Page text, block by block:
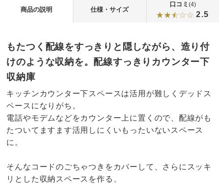
商品の説明 仕様・サイズ
口コミ (4)
2.5
もたつく配線をすっきりと隠しながら、造り付
けのような収納を。配線すっきりカウンター下
収納庫
キッチンカウンター下スペースは活用が難しくデッドス
ペースになりがち。
電話やモデムなどをカウンター上に置くので、配線がも
たついてますます活用しにくいもったいないスペース
に。
そんなコードのごちゃつきをカバーして、さらにスッキ
リとした収納スペースを作る、